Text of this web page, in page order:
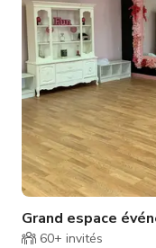
Grand espace
60+ invités